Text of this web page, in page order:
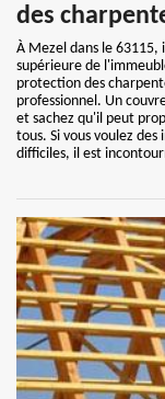
des
À Mezel dans le
supérieure de
protection des
professionnel. Un
et sachez qu'il peut
tous. Si vous voulez
difficiles, il est